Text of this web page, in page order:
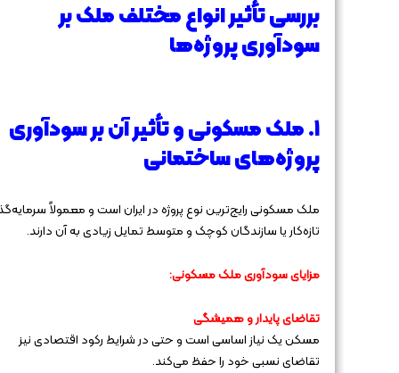
بررسی تأثیر انواع مختلف ملک بر
سودآوری پروژه‌ها
۱. ملک مسکونی و تأثیر آن بر سودآوری
پروژه‌های ساختمانی
ملک مسکونی رایج‌ترین نوع پروژه در ایران است و معمولاً
تازه‌کار یا سازندگان کوچک و متوسط تمایل زیادی به آن دارند.
مزایای سودآوری ملک مسکونی:
تقاضای پایدار و همیشگی
مسکن یک نیاز اساسی است و حتی در شرایط رکود اقتصادی نیز
تقاضای نسبی خود را حفظ می‌کند.